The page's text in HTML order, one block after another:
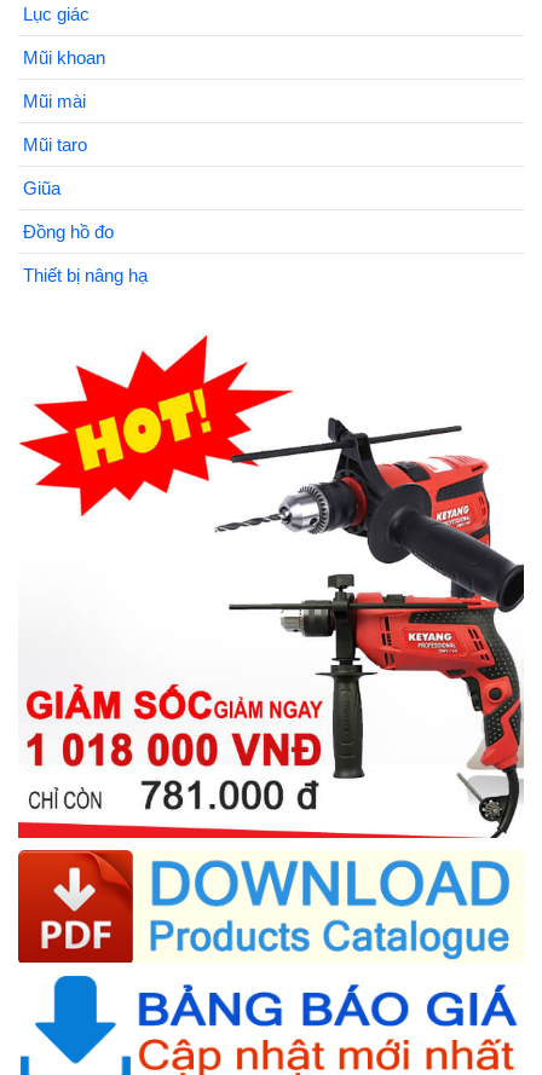
Lục giác
Mũi khoan
Mũi mài
Mũi taro
Giũa
Đồng hồ đo
Thiết bị nâng hạ